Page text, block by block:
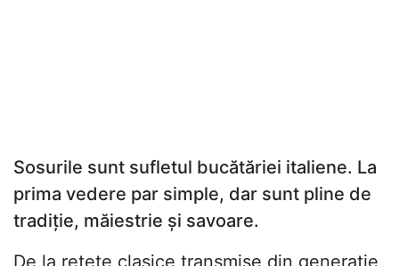
Sosurile sunt sufletul bucătăriei italiene. La
prima vedere par simple, dar sunt pline de
tradiție, măiestrie și savoare.
De la rețete clasice transmise din generație